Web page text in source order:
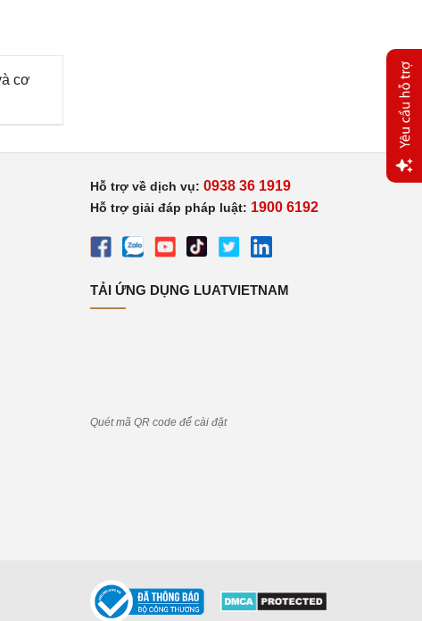
cơ
Hỗ trợ về dịch vụ: 0938 36 1919
Hỗ trợ giải đáp pháp luật: 1900 6192
TẢI ỨNG DỤNG LUATVIETNAM
Quét mã QR code để cài đặt